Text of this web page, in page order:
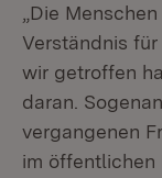
„Die
Verständnis
wir getroffen
daran.
vergangenen
im öffentlichen